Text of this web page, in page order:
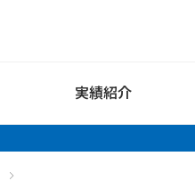
実績紹介